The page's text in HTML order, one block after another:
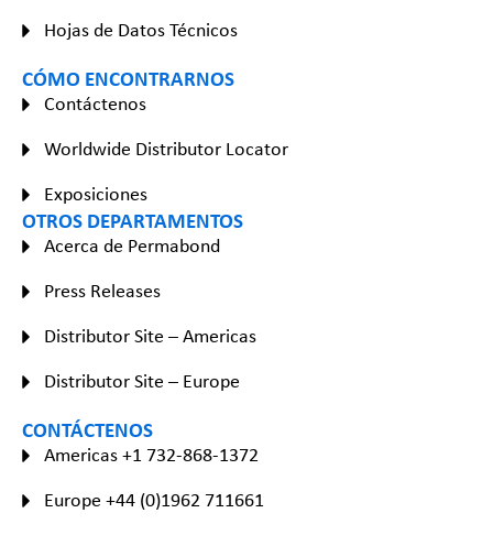
Hojas de Datos Técnicos
CÓMO ENCONTRARNOS
Contáctenos
Worldwide Distributor Locator
Exposiciones
OTROS DEPARTAMENTOS
Acerca de Permabond
Press Releases
Distributor Site – Americas
Distributor Site – Europe
CONTÁCTENOS
Americas +1 732-868-1372
Europe +44 (0)1962 711661